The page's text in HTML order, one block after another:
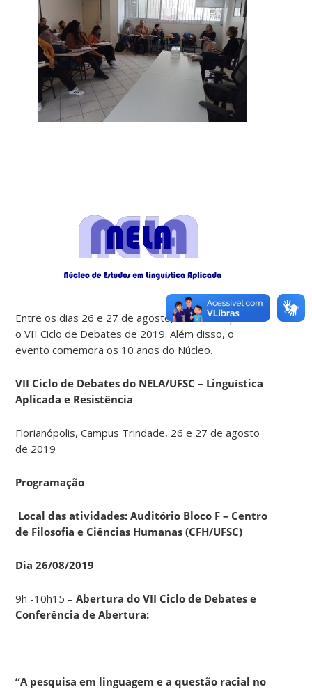
Entre os dias 26 e 27 de agosto, o NELA vai presidir
o VII Ciclo de Debates de 2019. Além disso, o
evento comemora os 10 anos do Núcleo.
VII Ciclo de Debates do NELA/UFSC – Linguística
Aplicada e Resistência
Florianópolis, Campus Trindade, 26 e 27 de agosto
de 2019
Programação
Local das atividades: Auditório Bloco F – Centro
de Filosofia e Ciências Humanas (CFH/UFSC)
Dia 26/08/2019
9h -10h15 –Abertura do VII Ciclo de Debates e
Conferência de Abertura:
“A pesquisa em linguagem e a questão racial no